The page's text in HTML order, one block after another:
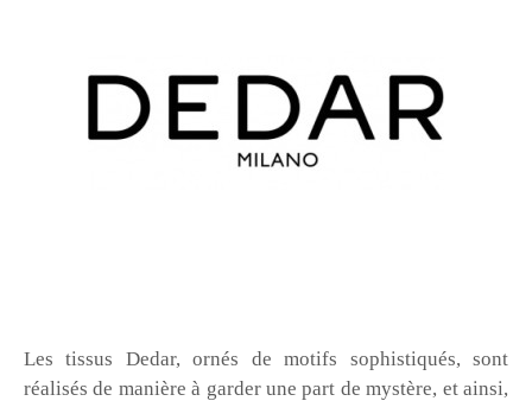
Les tissus Dedar, ornés de motifs sophistiqués, sont
réalisés de manière à garder une part de mystère, et ainsi,